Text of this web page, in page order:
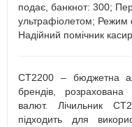
подає, банкнот: 300;
ультрафіолетом; Режим
Надійний помічник
СТ2200 – бюджетна
брендів, розрахована
валют. Лічильник
підходить для